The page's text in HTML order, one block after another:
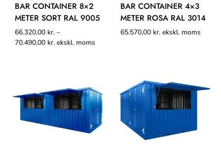
BAR CONTAINER 8×2
METER SORT RAL 9005
66.320,00 kr. –
70.490,00 kr. ekskl. moms
BAR CONTAINER 4×3
METER ROSA RAL 3014
65.570,00 kr. ekskl. moms